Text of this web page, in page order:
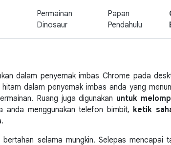
Permainan
Dinosaur
Papan
Pendahulu
dalam penyemak imbas Chrome pada
dalam penyemak imbas anda yang
Ruang juga digunakan untuk
anda menggunakan telefon bimbit, ketik
bertahan selama mungkin. Selepas